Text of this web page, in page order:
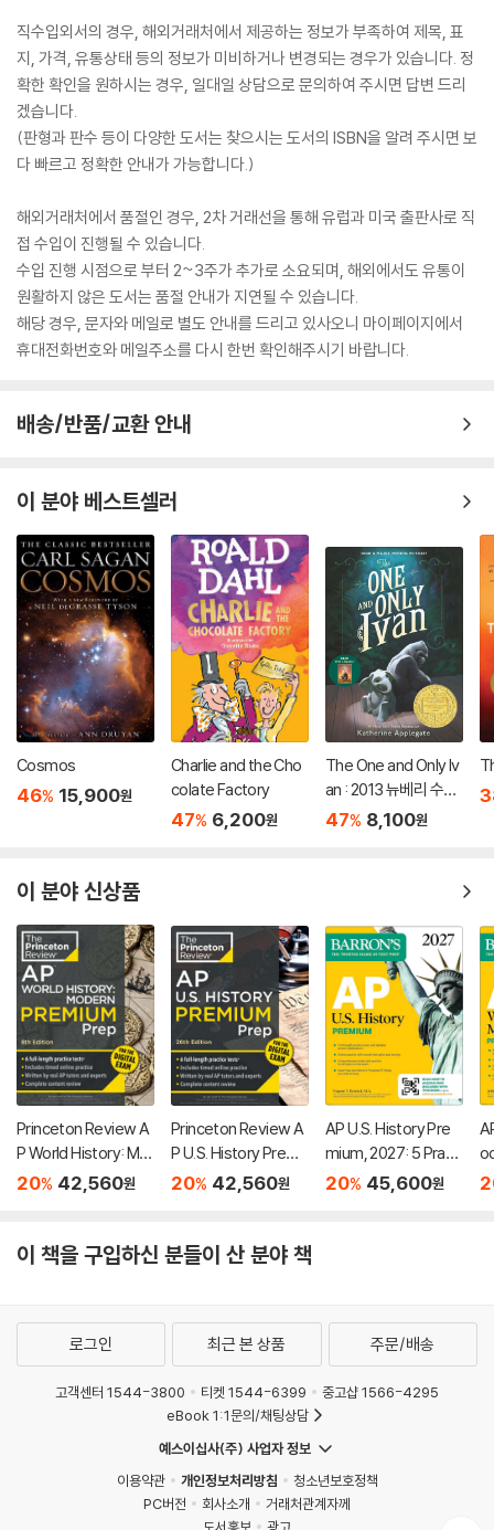
직수입외서의 경우, 해외거래처에서 제공하는 정보가 부족하여 제목, 표
지, 가격, 유통상태 등의 정보가 미비하거나 변경되는 경우가 있습니다. 정
확한 확인을 원하시는 경우, 일대일 상담으로 문의하여 주시면 답변 드리
겠습니다.
(판형과 판수 등이 다양한 도서는 찾으시는 도서의 ISBN을 알려 주시면 보
다 빠르고 정확한 안내가 가능합니다.)
해외거래처에서 품절인 경우, 2차 거래선을 통해 유럽과 미국 출판사로 직
접 수입이 진행될 수 있습니다.
수입 진행 시점으로 부터 2~3주가 추가로 소요되며, 해외에서도 유통이
원활하지 않은 도서는 품절 안내가 지연될 수 있습니다.
해당 경우, 문자와 메일로 별도 안내를 드리고 있사오니 마이페이지에서
휴대전화번호와 메일주소를 다시 한번 확인해주시기 바랍니다.
배송/반품/교환 안내
이 분야 베스트셀러
Cosmos
46% 15,900원
Charlie and the Cho
colate Factory
47% 6,200원
The One and Only Iv
an : 2013 뉴베리 수상
작
47% 8,100원
이 분야 신상품
Princeton Review A
P World History: Mo
dern Premium Prep,
ctice Online + Cont
20% 42,560원
Princeton Review A
P U.S. History Premi
um Prep, 26th Editio
line + Content Revie
20% 42,560원
AP U.S. History Pre
mium, 2027: 5 Practi
ce Tests + Compre
20% 45,600원
이 책을 구입하신 분들이 산 분야 책
로그인 최근 본 상품 주문/배송
고객센터 1544-3800 티켓 1544-6399
중고샵 1566-4295
eBook 1:1문의/채팅상담
예스이십사(주) 사업자 정보
이용약관
개인정보처리방침
청소년보호정책
PC버전
회사소개
거래처관계자께